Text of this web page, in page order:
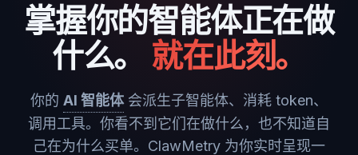
掌握你的智能体正在做
什么。
就在此刻。
你的 AI 智能体 会派生子智能体、消耗 token、
调用工具。你看不到它们在做什么，也不知道自
己在为什么买单。ClawMetry 为你实时呈现一